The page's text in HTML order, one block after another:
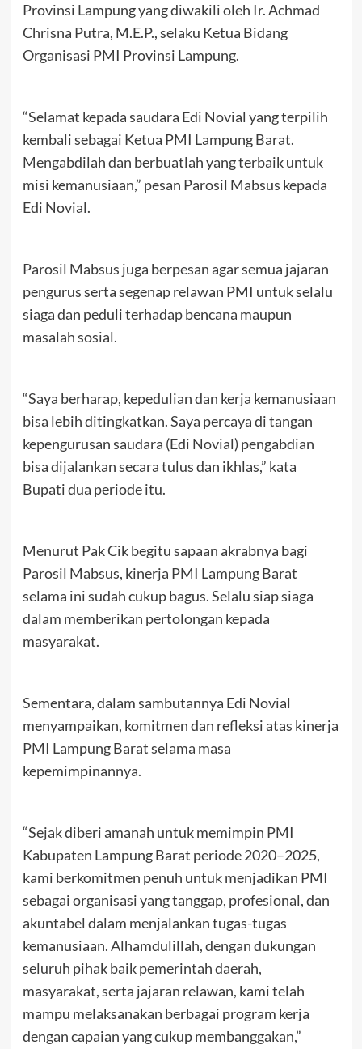
Provinsi Lampung yang diwakili oleh Ir. Achmad
Chrisna Putra, M.E.P., selaku Ketua Bidang
Organisasi PMI Provinsi Lampung.
“Selamat kepada saudara Edi Novial yang terpilih
kembali sebagai Ketua PMI Lampung Barat.
Mengabdilah dan berbuatlah yang terbaik untuk
misi kemanusiaan,” pesan Parosil Mabsus kepada
Edi Novial.
Parosil Mabsus juga berpesan agar semua jajaran
pengurus serta segenap relawan PMI untuk selalu
siaga dan peduli terhadap bencana maupun
masalah sosial.
“Saya berharap, kepedulian dan kerja kemanusiaan
bisa lebih ditingkatkan. Saya percaya di tangan
kepengurusan saudara (Edi Novial) pengabdian
bisa dijalankan secara tulus dan ikhlas,” kata
Bupati dua periode itu.
Menurut Pak Cik begitu sapaan akrabnya bagi
Parosil Mabsus, kinerja PMI Lampung Barat
selama ini sudah cukup bagus. Selalu siap siaga
dalam memberikan pertolongan kepada
masyarakat.
Sementara, dalam sambutannya Edi Novial
menyampaikan, komitmen dan refleksi atas kinerja
PMI Lampung Barat selama masa
kepemimpinannya.
“Sejak diberi amanah untuk memimpin PMI
Kabupaten Lampung Barat periode 2020–2025,
kami berkomitmen penuh untuk menjadikan PMI
sebagai organisasi yang tanggap, profesional, dan
akuntabel dalam menjalankan tugas-tugas
kemanusiaan. Alhamdulillah, dengan dukungan
seluruh pihak baik pemerintah daerah,
masyarakat, serta jajaran relawan, kami telah
mampu melaksanakan berbagai program kerja
dengan capaian yang cukup membanggakan,”